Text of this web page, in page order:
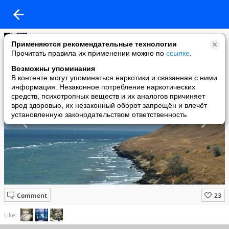
Применяются рекомендательные технологии
Прочитать правила их применении можно по ссылке
Возможны упоминания
В контенте могут упоминаться наркотики и связанная с ними
информация. Незаконное потребление наркотических
средств, психотропных веществ и их аналогов причиняет
вред здоровью, их незаконный оборот запрещён и влечёт
установленную законодательством ответственность
Юлия Архипова
added a photo
08 Oct в 12:55
Comment
Like: